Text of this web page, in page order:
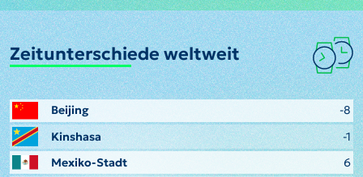
Zeitunterschiede weltweit
Beijing
-8
Kinshasa
-1
Mexiko-Stadt
6